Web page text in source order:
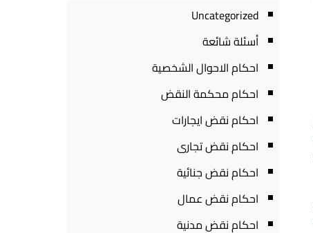
Uncategorized
أسئلة شائعة
احكام الاحوال الشخصية
احكام محكمة النقض
احكام نقض ايجارات
احكام نقض تجارى
احكام نقض جنائية
احكام نقض عمال
احكام نقض مدنية